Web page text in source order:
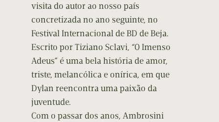
visita do autor ao nosso país
concretizada no ano seguinte, no
Festival Internacional de BD de Beja.
Escrito por Tiziano Sclavi, “O Imenso
Adeus” é uma bela história de amor,
triste, melancólica e onírica, em que
Dylan reencontra uma paixão da
juventude.
Com o passar dos anos, Ambrosini